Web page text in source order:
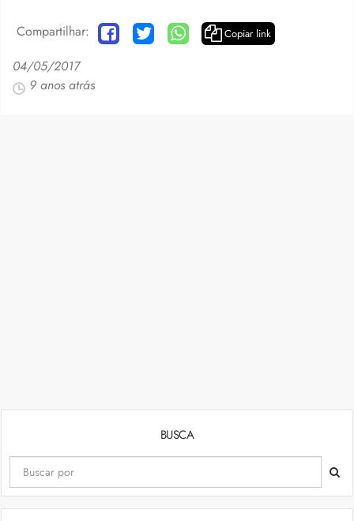
Compartilhar: Copiar link
04/05/2017
9 anos atrás
BUSCA